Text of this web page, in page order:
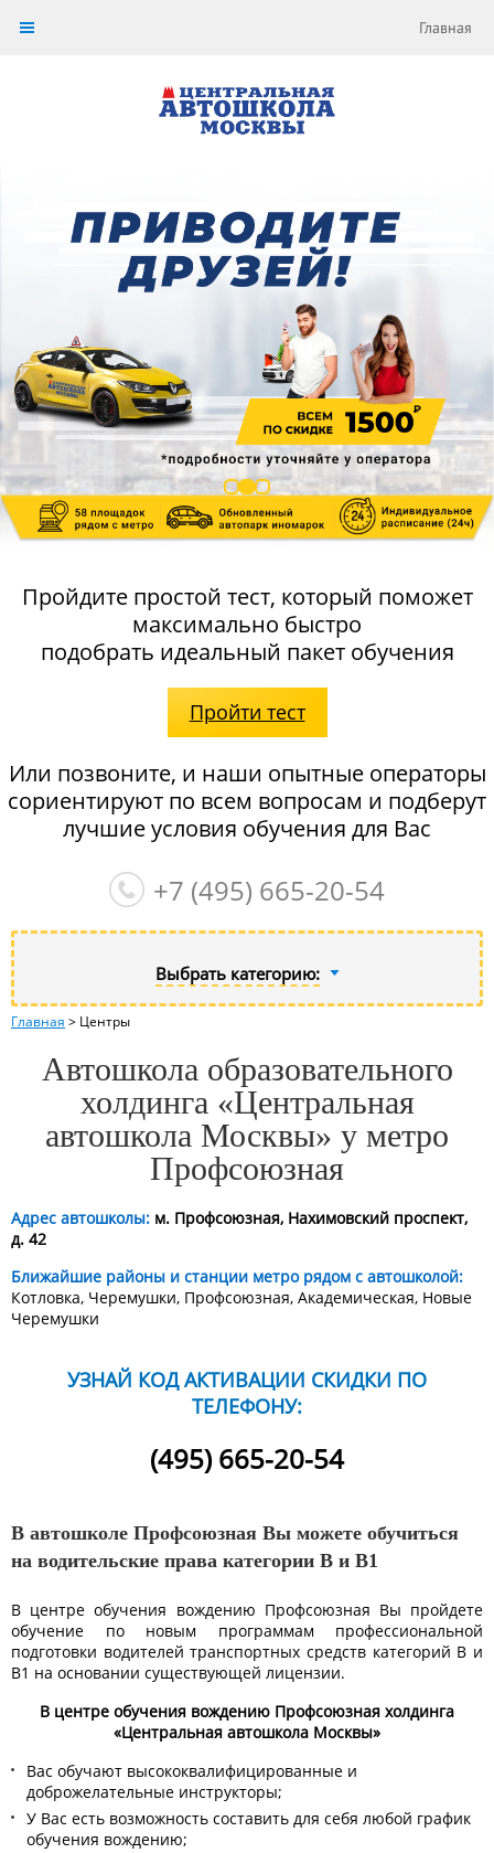
Главная
Пройдите простой тест, который поможет
максимально быстро
подобрать идеальный пакет обучения
Пройти тест
Или позвоните, и наши опытные операторы
сориентируют по всем вопросам и подберут
лучшие условия обучения для Вас
+7 (495) 665-20-54
Выбрать категорию:
Главная > Центры
Автошкола образовательного
холдинга «Центральная
автошкола Москвы» у метро
Профсоюзная
Адрес автошколы: м. Профсоюзная, Нахимовский проспект,
д. 42
Ближайшие районы и станции метро рядом с автошколой:
Котловка, Черемушки, Профсоюзная, Академическая, Новые
Черемушки
УЗНАЙ КОД АКТИВАЦИИ СКИДКИ ПО
ТЕЛЕФОНУ:
(495) 665-20-54
В автошколе Профсоюзная Вы можете обучиться
на водительские права категории B и B1
В центре обучения вождению Профсоюзная Вы пройдете
обучение по новым программам профессиональной
подготовки водителей транспортных средств категорий B и
B1 на основании существующей лицензии.
В центре обучения вождению Профсоюзная холдинга
«Центральная автошкола Москвы»
Вас обучают высококвалифицированные и
доброжелательные инструкторы;
У Вас есть возможность составить для себя любой график
обучения вождению;